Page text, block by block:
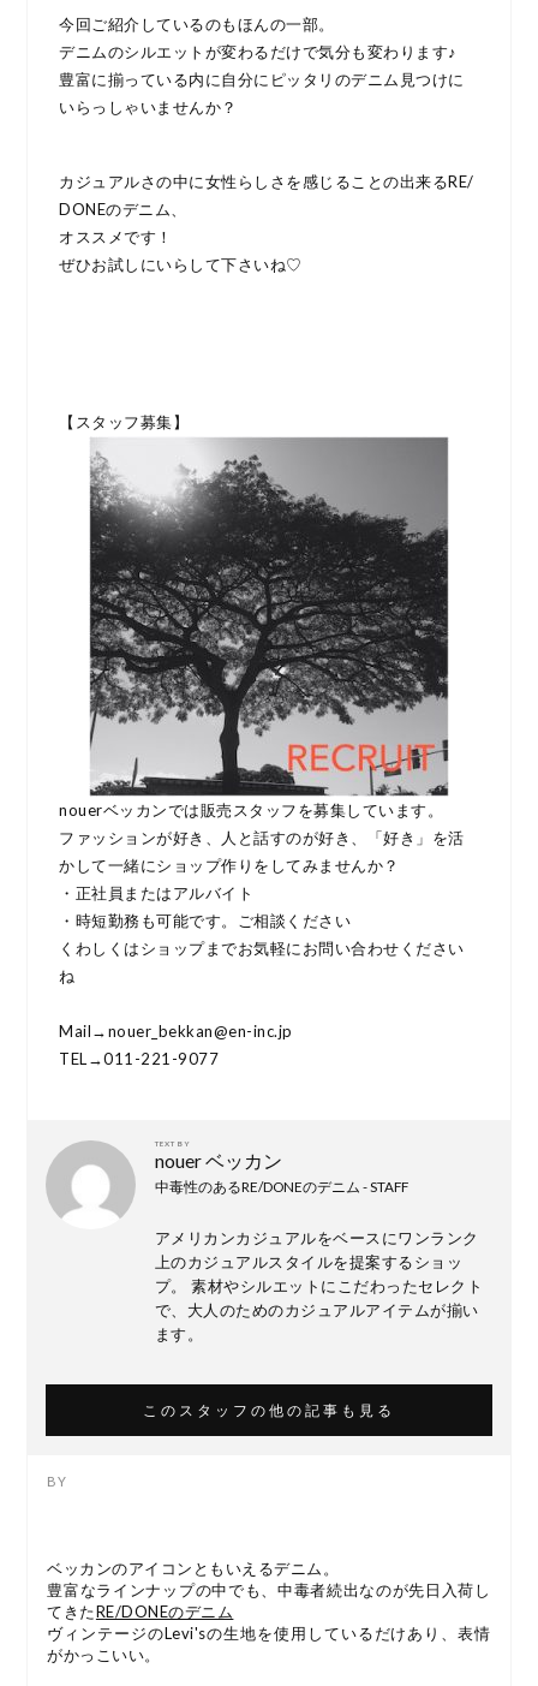
今回ご紹介しているのもほんの一部。
デニムのシルエットが変わるだけで気分も変わります♪
豊富に揃っている内に自分にピッタリのデニム見つけに
いらっしゃいませんか？
カジュアルさの中に女性らしさを感じることの出来るRE/
DONEのデニム、
オススメです！
ぜひお試しにいらして下さいね♡
【スタッフ募集】
nouerベッカンでは販売スタッフを募集しています。
ファッションが好き、人と話すのが好き、「好き」を活
かして一緒にショップ作りをしてみませんか？
・正社員またはアルバイト
・時短勤務も可能です。ご相談ください
くわしくはショップまでお気軽にお問い合わせください
ね
Mail→nouer_bekkan@en-inc.jp
TEL→011-221-9077
TEXT BY
nouer ベッカン
中毒性のあるRE/DONEのデニム - STAFF
アメリカンカジュアルをベースにワンランク
上のカジュアルスタイルを提案するショッ
プ。 素材やシルエットにこだわったセレクト
で、大人のためのカジュアルアイテムが揃い
ます。
このスタッフの他の記事も見る
ベッカンのアイコンともいえるデニム。
豊富なラインナップの中でも、中毒者続出なのが先日入荷し
てきたRE/DONEのデニム
ヴィンテージのLevi'sの生地を使用しているだけあり、表情
がかっこいい。